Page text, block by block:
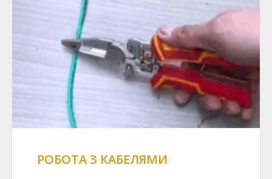
РОБОТА З КАБЕЛЯМИ